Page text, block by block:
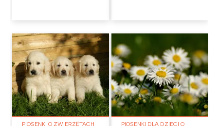
PIOSENKI O ZWIERZĘTACH PIOSENKI DLA DZIECI O